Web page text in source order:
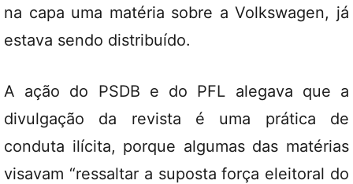
na capa uma matéria sobre a Volkswagen, já
estava sendo distribuído.
A ação do PSDB e do PFL alegava que a
divulgação da revista é uma prática de
conduta ilícita, porque algumas das matérias
visavam “ressaltar a suposta força eleitoral do